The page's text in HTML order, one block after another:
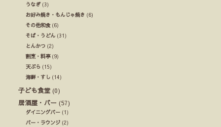
うなぎ(3)
お好み焼き・もんじゃ焼き (6)
その他和食(6)
そば・うどん (31)
とんかつ (2)
割烹・料亭(9)
天ぷら (15)
海鮮・すし (14)
子ども食堂 (0)
居酒屋・バー (57)
ダイニングバー (1)
バー・ラウンジ (2)